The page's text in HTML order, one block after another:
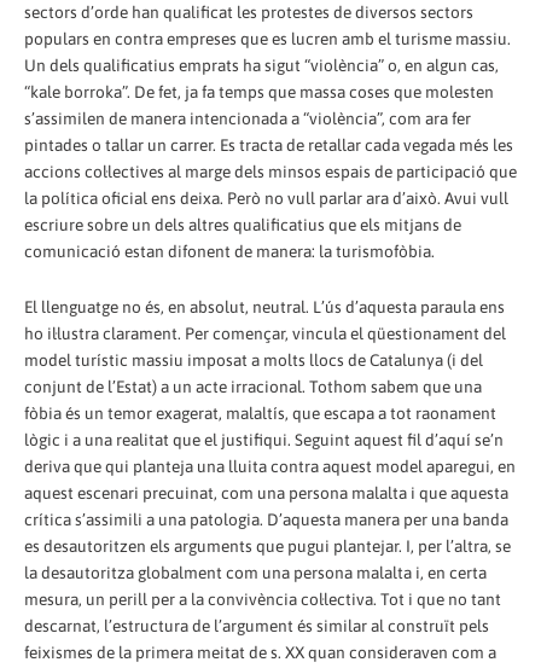
sectors d’orde han qualificat les protestes de diversos sectors
populars en contra empreses que es lucren amb el turisme massiu.
Un dels qualificatius emprats ha sigut “violència” o, en algun cas,
“kale borroka”. De fet, ja fa temps que massa coses que molesten
s’assimilen de manera intencionada a “violència”, com ara fer
pintades o tallar un carrer. Es tracta de retallar cada vegada més les
accions col·lectives al marge dels minsos espais de participació que
la política oficial ens deixa. Però no vull parlar ara d’això. Avui vull
escriure sobre un dels altres qualificatius que els mitjans de
comunicació estan difonent de manera: la turismofòbia.
El llenguatge no és, en absolut, neutral. L’ús d’aquesta paraula ens
ho il·lustra clarament. Per començar, vincula el qüestionament del
model turístic massiu imposat a molts llocs de Catalunya (i del
conjunt de l’Estat) a un acte irracional. Tothom sabem que una
fòbia és un temor exagerat, malaltís, que escapa a tot raonament
lògic i a una realitat que el justifiqui. Seguint aquest fil d’aquí se’n
deriva que qui planteja una lluita contra aquest model aparegui, en
aquest escenari precuinat, com una persona malalta i que aquesta
crítica s’assimili a una patologia. D’aquesta manera per una banda
es desautoritzen els arguments que pugui plantejar. I, per l’altra, se
la desautoritza globalment com una persona malalta i, en certa
mesura, un perill per a la convivència col·lectiva. Tot i que no tant
descarnat, l’estructura de l’argument és similar al construït pels
feixismes de la primera meitat de s. XX quan consideraven com a